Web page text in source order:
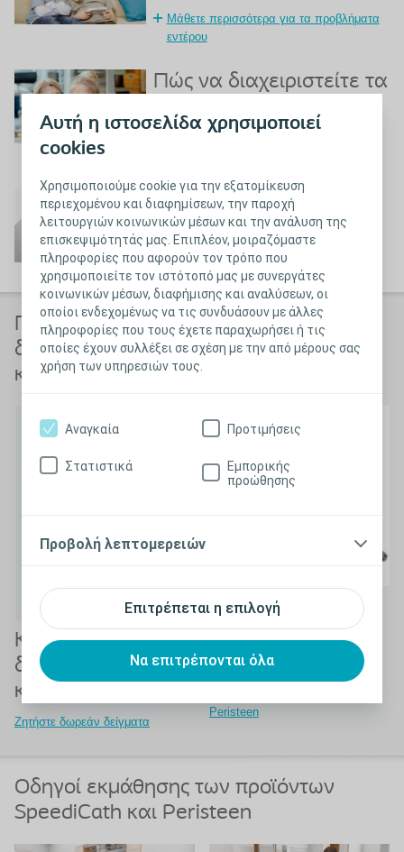
Αυτή η ιστοσελίδα χρησιμοποιεί
cookies
Χρησιμοποιούμε cookie για την εξατομίκευση
περιεχομένου και διαφημίσεων, την παροχή
λειτουργιών κοινωνικών μέσων και την ανάλυση της
επισκεψιμότητάς μας. Επιπλέον, μοιραζόμαστε
πληροφορίες που αφορούν τον τρόπο που
χρησιμοποιείτε τον ιστότοπό μας με συνεργάτες
κοινωνικών μέσων, διαφήμισης και αναλύσεων, οι
οποίοι ενδεχομένως να τις συνδυάσουν με άλλες
πληροφορίες που τους έχετε παραχωρήσει ή τις
οποίες έχουν συλλέξει σε σχέση με την από μέρους σας
χρήση των υπηρεσιών τους.
Επιτρέπεται η επιλογή
Να επιτρέπονται όλα
Αναγκαία Προτιμήσεις
Στατιστικά
Εμπορικής
προώθησης
Προβολή λεπτομερειών
Μάθετε περισσότερα για τα προβλήματα
εντέρου
Πώς να διαχειριστείτε τα
Συχνές ερωτήσεις
Συχνές ερωτήσεις για τη δισχιδή ράχη
Προτεινόμενα προϊόντα για τη
διαχείριση των προβλημάτων ούρησης
και εντέρου
Καθετήρες για
διαλείποντα
καθετηριασμό
Ζητήστε δωρεάν δείγματα
Υψηλός
αυτοϋποκλυσμός
με το Peristeen
Peristeen
Οδηγοί εκμάθησης των προϊόντων
SpeediCath και Peristeen